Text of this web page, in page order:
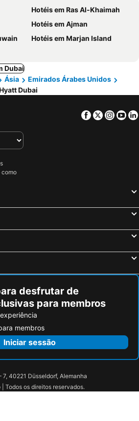
Hotéis em Ras Al-Khaimah
Hotéis em Ajman
Hotéis em Marjan Island
Dubai
Ásia
Emirados Árabes Unidos
Dubai
Facebook
Twitter
como
desfrutar de
para membros
membros
Iniciar sessão
7, 40221 Düsseldorf, Alemanha
Todos os direitos reservados.